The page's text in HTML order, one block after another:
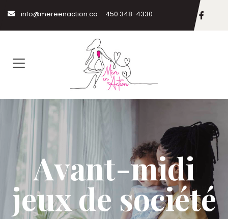
info@mereenaction.ca 450 348-4330
Avant-midi
jeux de société